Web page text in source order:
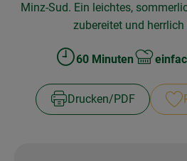
Geschäftskunden
Minz-Sud. Ein leichtes,
zubereitet und
Zubreitungszeit:
60 Minuten
Drucken​/​PDF